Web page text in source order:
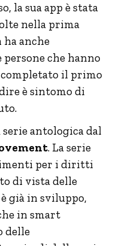
la sua app è stata
nella prima
anche
persone che hanno
il primo
è sintomo di
antologica dal
. La serie
per i diritti
di vista delle
già in sviluppo,
in smart
delle